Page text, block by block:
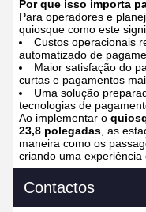
Por que isso importa
Para operadores e
quiosque como este
Custos operacionais
automatizado de
Maior satisfação do
curtas e pagamentos
Uma solução
tecnologias de
Ao implementar o
23,8 polegadas , as
maneira como os
criando uma experiência
Contactos